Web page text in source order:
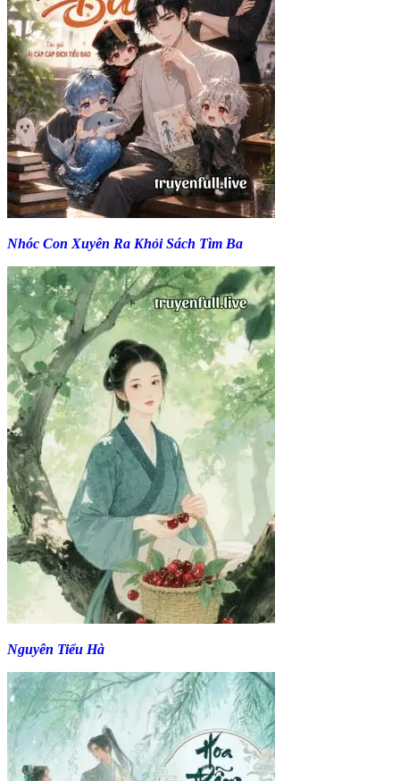
Nhóc Con Xuyên Ra Khỏi Sách Tìm Ba
Nguyên Tiểu Hà